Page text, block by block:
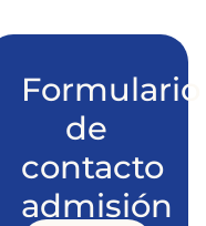
Formulario
de
contacto
admisión